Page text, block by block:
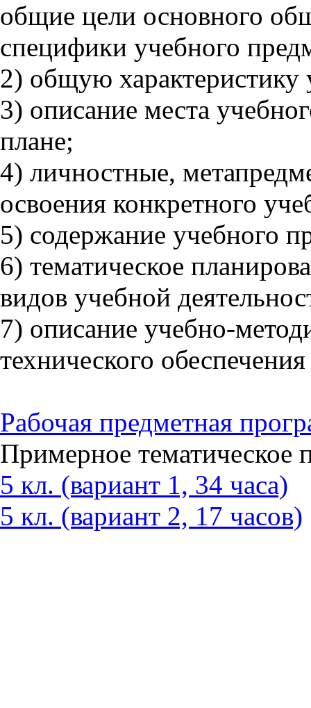
общие цели основного
специфики учебного
2) общую характеристику
3) описание места
плане;
4) личностные,
освоения конкретного
5) содержание учебного
6) тематическое
видов учебной
7) описание учебно-
технического
Рабочая предметная
Примерное
5 кл. (вариант 1, 34 часа)
5 кл. (вариант 2, 17 часов)